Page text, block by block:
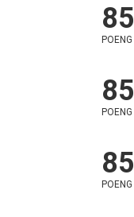
85
POENG
85
POENG
85
POENG